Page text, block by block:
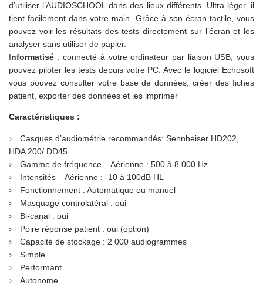
d’utiliser l’AUDIOSCHOOL dans des lieux différents. Ultra léger, il
tient facilement dans votre main. Grâce à son écran tactile, vous
pouvez voir les résultats des tests directement sur l’écran et les
analyser sans utiliser de papier.
Informatisé : connecté à votre ordinateur par liaison USB, vous
pouvez piloter les tests depuis votre PC. Avec le logiciel Echosoft
vous pouvez consulter votre base de données, créer des fiches
patient, exporter des données et les imprimer
Caractéristiques :
Casques d’audiométrie recommandés: Sennheiser HD202,
HDA 200/ DD45
Gamme de fréquence – Aérienne : 500 à 8 000 Hz
Intensités – Aérienne : -10 à 100dB HL
Fonctionnement : Automatique ou manuel
Masquage controlatéral : oui
Bi-canal : oui
Poire réponse patient : oui (option)
Capacité de stockage : 2 000 audiogrammes
Simple
Performant
Autonome